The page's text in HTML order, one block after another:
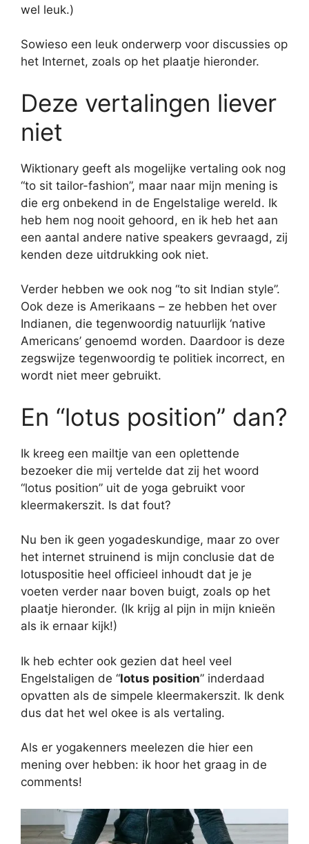
wel leuk.)
Sowieso een leuk onderwerp voor discussies op
het Internet, zoals op het plaatje hieronder.
Deze vertalingen liever
niet
Wiktionary geeft als mogelijke vertaling ook nog
“to sit tailor-fashion”, maar naar mijn mening is
die erg onbekend in de Engelstalige wereld. Ik
heb hem nog nooit gehoord, en ik heb het aan
een aantal andere native speakers gevraagd, zij
kenden deze uitdrukking ook niet.
Verder hebben we ook nog “to sit Indian style”.
Ook deze is Amerikaans – ze hebben het over
Indianen, die tegenwoordig natuurlijk ‘native
Americans’ genoemd worden. Daardoor is deze
zegswijze tegenwoordig te politiek incorrect, en
wordt niet meer gebruikt.
En “lotus position” dan?
Ik kreeg een mailtje van een oplettende
bezoeker die mij vertelde dat zij het woord
“lotus position” uit de yoga gebruikt voor
kleermakerszit. Is dat fout?
Nu ben ik geen yogadeskundige, maar zo over
het internet struinend is mijn conclusie dat de
lotuspositie heel officieel inhoudt dat je je
voeten verder naar boven buigt, zoals op het
plaatje hieronder. (Ik krijg al pijn in mijn knieën
als ik ernaar kijk!)
Ik heb echter ook gezien dat heel veel
Engelstaligen de “lotus position” inderdaad
opvatten als de simpele kleermakerszit. Ik denk
dus dat het wel okee is als vertaling.
Als er yogakenners meelezen die hier een
mening over hebben: ik hoor het graag in de
comments!